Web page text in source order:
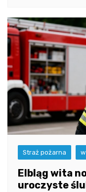
Straż pożarna
Elbląg wita
uroczyste